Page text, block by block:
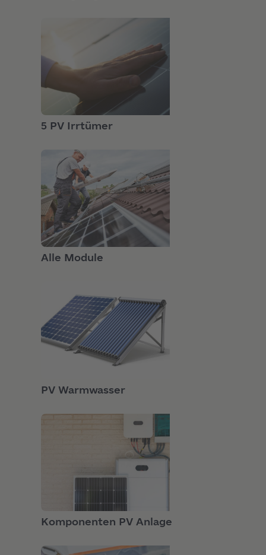
GRUNDLAGEN
5 PV Irrtümer
GRUNDLAGEN
Alle Module
PRODUKTE
PV Warmwasser
PRODUKTE
Komponenten PV Anlage